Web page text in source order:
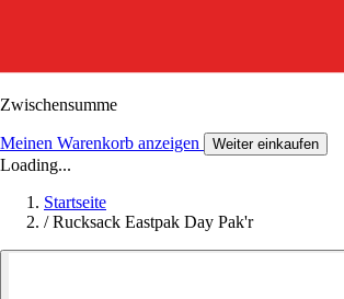
Zwischensumme
Meinen Warenkorb anzeigen Weiter einkaufen
Loading...
Startseite
/ Rucksack Eastpak Day Pak'r